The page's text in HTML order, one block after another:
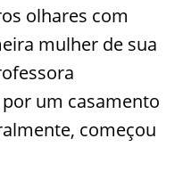
olhares com
mulher de sua
um casamento
começou